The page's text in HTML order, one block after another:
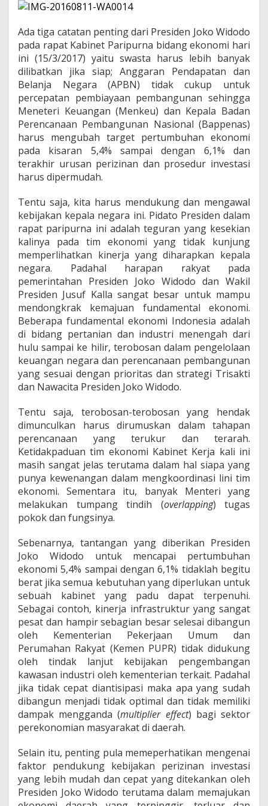
S
n
e
r
g
i
P
e
r
u
m
b
u
Ada tiga catatan penting dari Presiden Joko Widodo
pada rapat Kabinet Paripurna bidang ekonomi hari
ini (15/3/2017) yaitu swasta harus lebih banyak
dilibatkan jika siap; Anggaran Pendapatan dan
Belanja Negara (APBN) tidak cukup untuk
percepatan pembiayaan pembangunan sehingga
Meneteri Keuangan (Menkeu) dan Kepala Badan
Perencanaan Pembangunan Nasional (Bappenas)
harus mengubah target pertumbuhan ekonomi
pada kisaran 5,4% sampai dengan 6,1% dan
terakhir urusan perizinan dan prosedur investasi
harus dipermudah.
Tentu saja, kita harus mendukung dan mengawal
kebijakan kepala negara ini. Pidato Presiden dalam
rapat paripurna ini adalah teguran yang kesekian
kalinya pada tim ekonomi yang tidak kunjung
memperlihatkan kinerja yang diharapkan kepala
negara. Padahal harapan rakyat pada
pemerintahan Presiden Joko Widodo dan Wakil
Presiden Jusuf Kalla sangat besar untuk mampu
mendongkrak kemajuan fundamental ekonomi.
Beberapa fundamental ekonomi Indonesia adalah
di bidang pertanian dan industri menengah dari
hulu sampai ke hilir, terobosan dalam pengelolaan
keuangan negara dan perencanaan pembangunan
yang sesuai dengan prioritas dan strategi Trisakti
dan Nawacita Presiden Joko Widodo.
Tentu saja, terobosan-terobosan yang hendak
dimunculkan harus dirumuskan dalam tahapan
perencanaan yang terukur dan terarah.
Ketidakpaduan tim ekonomi Kabinet Kerja kali ini
masih sangat jelas terutama dalam hal siapa yang
punya kewenangan dalam mengkoordinasi lini tim
ekonomi. Sementara itu, banyak Menteri yang
melakukan tumpang tindih (overlapping) tugas
pokok dan fungsinya.
Sebenarnya, tantangan yang diberikan Presiden
Joko Widodo untuk mencapai pertumbuhan
ekonomi 5,4% sampai dengan 6,1% tidaklah begitu
berat jika semua kebutuhan yang diperlukan untuk
sebuah kabinet yang padu dapat terpenuhi.
Sebagai contoh, kinerja infrastruktur yang sangat
pesat dan hampir sebagian besar selesai dibangun
oleh Kementerian Pekerjaan Umum dan
Perumahan Rakyat (Kemen PUPR) tidak didukung
oleh tindak lanjut kebijakan pengembangan
kawasan industri oleh kementerian terkait. Padahal
jika tidak cepat diantisipasi maka apa yang sudah
dibangun menjadi tidak optimal dan tidak memiliki
dampak mengganda (multiplier effect) bagi sektor
perekonomian masyarakat di daerah.
Selain itu, penting pula memeperhatikan mengenai
faktor pendukung kebijakan perizinan investasi
yang lebih mudah dan cepat yang ditekankan oleh
Presiden Joko Widodo terutama dalam memajukan